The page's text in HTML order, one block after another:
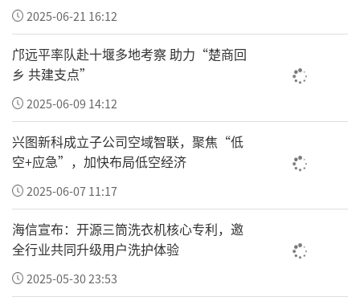
北京大学国际医院与震兴医药大学医院签署战略合作协议
活动现场，长城国际传播中心作为机构代表也
进行了现场展示。
2025-06-21 16:12
邝远平率队赴十堰多地考察 助力“楚商回
乡 共建支点”
2025-06-09 14:12
兴图新科成立子公司空域智联，聚焦“低
空+应急”，加快布局低空经济
2025-06-07 11:17
海信宣布：开源三筒洗衣机核心专利，邀
全行业共同升级用户洗护体验
2025-05-30 23:53